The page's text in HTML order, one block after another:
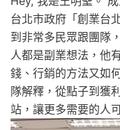
台北市政府「創業台
到非常多民眾跟團隊
人都是副業想法，他
錢、行銷的方法又如
隊解釋，從點子到獲
站，讓更多需要的人